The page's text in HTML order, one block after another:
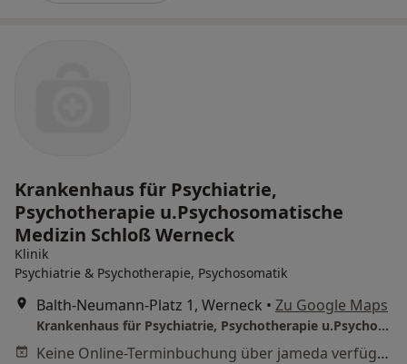
Krankenhaus für Psychiatrie,
Psychotherapie u.Psychosomatische
Medizin Schloß Werneck
Klinik
Psychiatrie & Psychotherapie, Psychosomatik
Balth-Neumann-Platz 1, Werneck • Zu Google Maps
Krankenhaus für Psychiatrie, Psychotherapie u.Psychosomatische Medizin Schloß Werneck
Keine Online-Terminbuchung über jameda verfügbar